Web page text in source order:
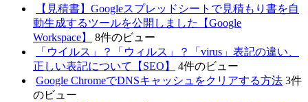
【見積書】Googleスプレッドシートで見積もり書を自
動生成するツールを公開しました【Google
Workspace】
8件のビュー
「ウイルス」？「ウィルス」？「virus」表記の違い、
正しい表記について【SEO】
4件のビュー
Google ChromeでDNSキャッシュをクリアする方法 3件
のビュー